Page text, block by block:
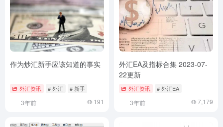
作为炒汇新手应该知道的事实
外汇资讯 # 外汇 # 新手
3年前 191
外汇EA及指标合集 2023-07-
22更新
外汇资讯 # 外汇EA
3年前 7,179